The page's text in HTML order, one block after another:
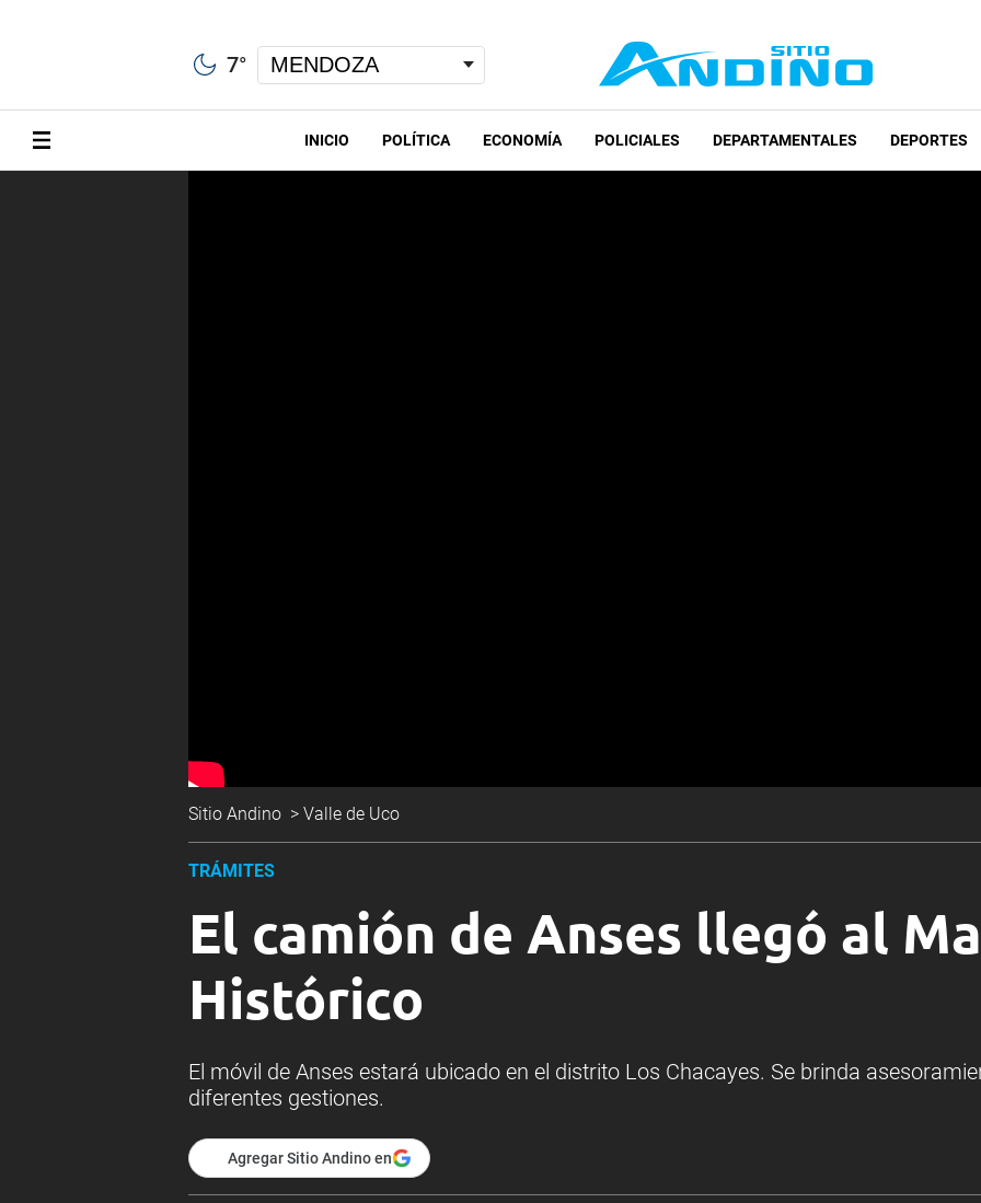
7°
INICIO POLÍTICA ECONOMÍA POLICIALES DEPARTAMENTALES DEPORTES
Sitio Andino > Valle de Uco
TRÁMITES
El camión de Anses llegó al
Histórico
El móvil de Anses estará ubicado en el distrito Los Chacayes. Se brinda
diferentes gestiones.
Agregar Sitio Andino en